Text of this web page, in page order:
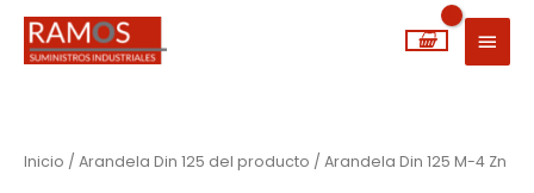
MENÚ
Inicio / Arandela Din 125 del producto / Arandela Din 125 M-4 Zn